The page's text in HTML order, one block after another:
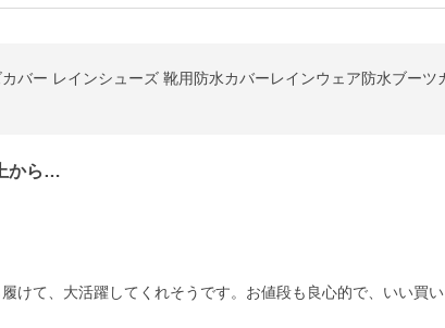
から…
けて、大活躍してくれそうです。お値段も良心的で、いい買い